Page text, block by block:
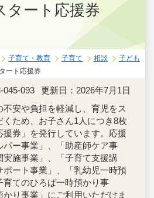
タート応援券
子育て・教育 子育て 相談
子ども
ート応援券
045-093
更新日：2026年7月1日
安や負担を軽減し、育児をス
くため、お子さん1人につき8枚
券」を発行しています。応援
パー事業」、「助産師ケア事
施事業」、「子育て支援講
ポート事業」、「乳幼児一時預
てのひろば一時預かり事
り事業」にご利用いただけま